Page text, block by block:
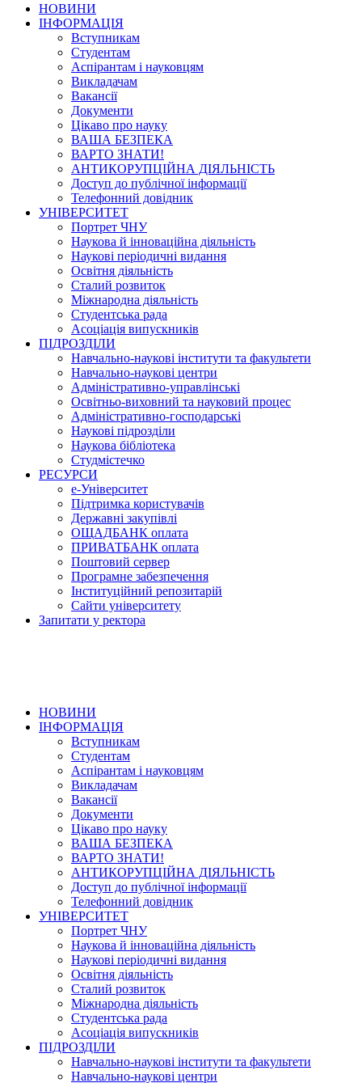
НОВИНИ
ІНФОРМАЦІЯ
Вступникам
Студентам
Аспірантам і науковцям
Викладачам
Вакансії
Документи
Цікаво про науку
ВАША БЕЗПЕКА
ВАРТО ЗНАТИ!
АНТИКОРУПЦІЙНА ДІЯЛЬНІСТЬ
Доступ до публічної інформації
Телефонний довідник
УНІВЕРСИТЕТ
Портрет ЧНУ
Наукова й інноваційна діяльність
Наукові періодичні видання
Освітня діяльність
Сталий розвиток
Міжнародна діяльність
Студентська рада
Асоціація випускників
ПІДРОЗДІЛИ
Навчально-наукові інститути та факультети
Навчально-наукові центри
Адміністративно-управлінські
Освітньо-виховний та науковий процес
Адміністративно-господарські
Наукові підрозділи
Наукова бібліотека
Студмістечко
РЕСУРСИ
е-Університет
Підтримка користувачів
Державні закупівлі
ОЩАДБАНК оплата
ПРИВАТБАНК оплата
Поштовий сервер
Програмне забезпечення
Інституційний репозитарій
Сайти університету
Запитати у ректора
НОВИНИ
ІНФОРМАЦІЯ
Вступникам
Студентам
Аспірантам і науковцям
Викладачам
Вакансії
Документи
Цікаво про науку
ВАША БЕЗПЕКА
ВАРТО ЗНАТИ!
АНТИКОРУПЦІЙНА ДІЯЛЬНІСТЬ
Доступ до публічної інформації
Телефонний довідник
УНІВЕРСИТЕТ
Портрет ЧНУ
Наукова й інноваційна діяльність
Наукові періодичні видання
Освітня діяльність
Сталий розвиток
Міжнародна діяльність
Студентська рада
Асоціація випускників
ПІДРОЗДІЛИ
Навчально-наукові інститути та факультети
Навчально-наукові центри